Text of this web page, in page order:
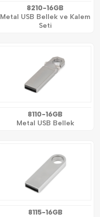
8210-16GB
Metal USB Bellek ve Kalem
Seti
8110-16GB
Metal USB Bellek
8115-16GB